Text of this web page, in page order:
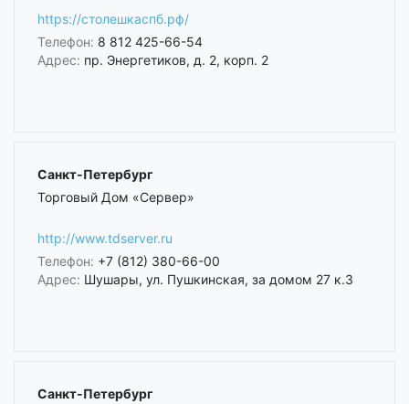
https://столешкаспб.рф/
Телефон: 8 812 425-66-54
Адрес: пр. Энергетиков, д. 2, корп. 2
Санкт-Петербург
Торговый Дом «Сервер»
http://www.tdserver.ru
Телефон: +7 (812) 380-66-00
Адрес: Шушары, ул. Пушкинская, за домом 27 к.3
Санкт-Петербург